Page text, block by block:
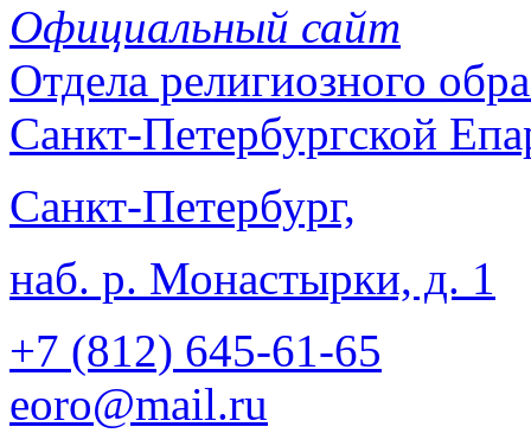
Официальный сайт
Отдела религиозного
Санкт-Петербургской
Санкт-Петербург,
наб. р. Монастырки, д. 1
+7 (812) 645-61-65
eoro@mail.ru